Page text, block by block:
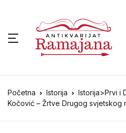
Početna Istorija Istorija>Prvi i
Kočović – Žrtve Drugog svjetskog